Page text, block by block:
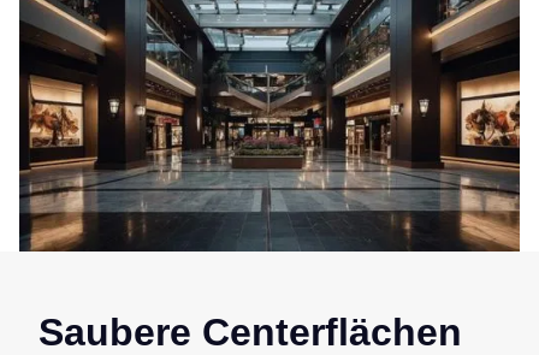
Saubere Centerflächen